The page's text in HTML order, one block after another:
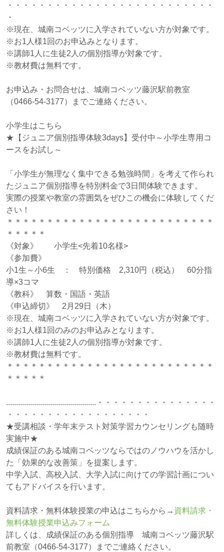
・・・・・・・・・・・・・・・・・・・・・・・・・・
・
※現在、城南コベッツに入学されていない方が対象です。
※お1人様1回のお申込みとなります。
※講師1人に生徒2人の個別指導が対象です。
※教材費は無料です。
お申込み・お問合せは、城南コベッツ藤沢駅前教室
（0466-54-3177）までご連絡ください。
小学生はこちら
★【ジュニア個別指導体験3days】受付中～小学生専用コ
ースをお試し～
「小学生が無理なく集中できる勉強時間」を考えて作られ
たジュニア個別指導を特別料金で3日間体験できます。
実際の授業や教室の雰囲気をぜひこの機会に体験してくだ
さい！
＊＊＊＊＊＊＊＊＊＊＊＊＊＊＊＊＊＊＊＊＊＊＊＊＊＊
＊＊＊＊＊
《対象》 小学生<先着10名様>
《参加費》
小1生～小6生 ： 特別価格 2,310円（税込） 60分指
導×3コマ
《教科》 算数・国語・英語
《申込締切》 2月29日（木）
※現在、城南コベッツに入学されていない方が対象です。
※お1人様1回のみのお申込みとなります。
※講師1人に生徒2人の個別指導が対象です。
※教材費は無料です。
＊＊＊＊＊＊＊＊＊＊＊＊＊＊＊＊＊＊＊＊＊＊＊＊＊＊
＊＊＊＊＊
.............................................・・・・・・・・・・・・・・・
・・・・・・・・・・・・・・・・・・
★受講相談・学年末テスト対策学習カウンセリングも随時
実施中★
成績保証のある城南コベッツならではのノウハウを活かし
た「効果的な改善策」を提案します。
中学入試、高校入試、大学入試に向けての学習計画につい
てもアドバイスを行います。
資料請求・無料体験授業の申込はこちらから→ 資料請求・
無料体験授業申込みフォーム
詳しくは、成績保証のある個別指導 城南コベッツ藤沢駅
前教室（0466-54-3177）までご連絡ください。